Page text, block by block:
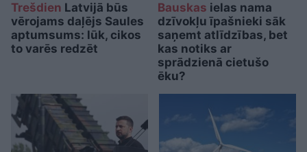
Trešdien Latvijā būs
vērojams daļējs Saules
aptumsums: lūk, cikos
to varēs redzēt
Bauskas ielas nama
dzīvokļu īpašnieki sāk
saņemt atlīdzības, bet
kas notiks ar
sprādzienā cietušo
ēku?